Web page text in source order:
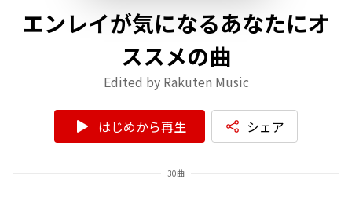
エンレイが気になるあなたにオ
ススメの曲
Edited by Rakuten Music
はじめから再生 シェア
30曲